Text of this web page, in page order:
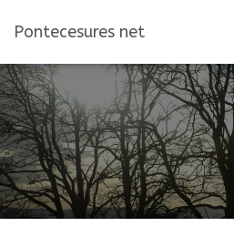
Pontecesures net